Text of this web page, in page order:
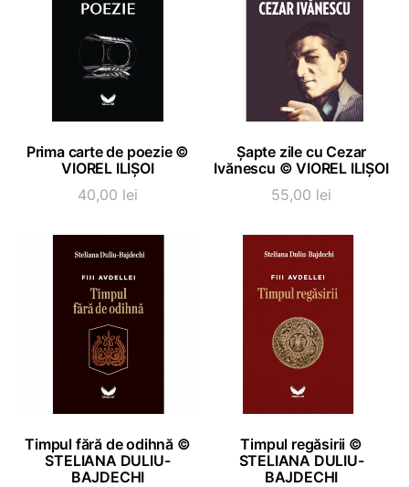
ADAUGĂ ÎN COȘ
Prima carte de poezie ©
VIOREL ILIȘOI
40,00 lei
ADAUGĂ ÎN COȘ
Șapte zile cu Cezar
Ivănescu © VIOREL ILIȘOI
55,00 lei
ADAUGĂ ÎN COȘ
Timpul fără de odihnă ©
STELIANA DULIU-
BAJDECHI
ADAUGĂ ÎN COȘ
Timpul regăsirii ©
STELIANA DULIU-
BAJDECHI